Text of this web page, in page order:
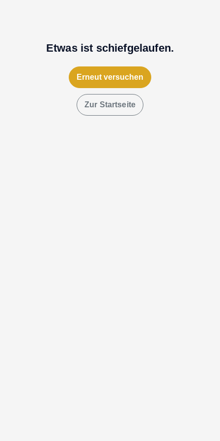
Etwas ist schiefgelaufen.
Erneut versuchen
Zur Startseite